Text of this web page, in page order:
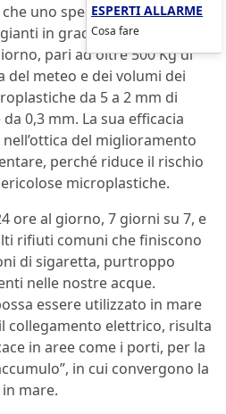
uno speciale cestino di
in grado di catturare
pari ad oltre 500 Kg di
del meteo e dei volumi dei
da 5 a 2 mm di
0,3 mm. La sua efficacia
del miglioramento
perché riduce il rischio
microplastiche.
ore al giorno, 7 giorni su 7, e
rifiuti comuni che finiscono
di sigaretta, purtroppo
nelle nostre acque.
essere utilizzato in mare
collegamento elettrico, risulta
in aree come i porti, per la
in cui convergono la
mare.
ESPERTI ALLARME
Cosa fare